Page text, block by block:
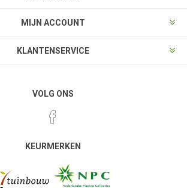
MIJN ACCOUNT
KLANTENSERVICE
VOLG ONS
KEURMERKEN